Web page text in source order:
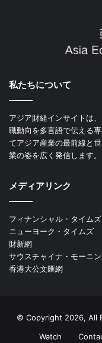
私たちについて
アジア財経インサイトは
職動向を多言語で伝える
てアジア産業の最前線と
業の姿を広く発信します。
メディアリンク
フィナンシャル・タイムズ
ニューヨーク・タイムズ
財新網
サウスチャイナ・モーニ
香港大公文匯網
© Copyright 2026, All
Watch Contact